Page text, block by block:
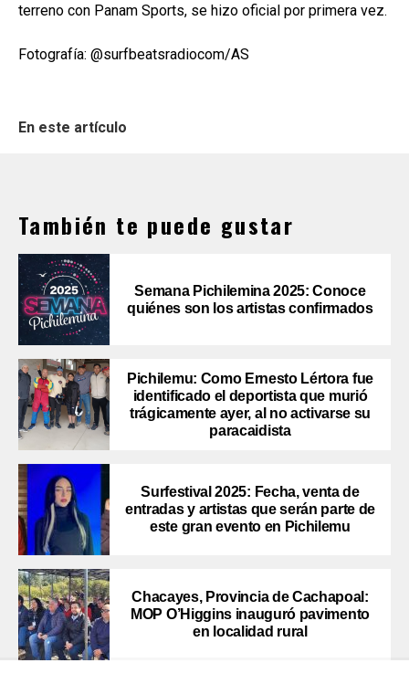
terreno con Panam Sports, se hizo oficial por primera vez.
Fotografía: @surfbeatsradiocom/AS
En este artículo
También te puede gustar
Semana Pichilemina 2025: Conoce
quiénes son los artistas confirmados
Pichilemu: Como Ernesto Lértora fue
identificado el deportista que murió
trágicamente ayer, al no activarse su
paracaidista
Surfestival 2025: Fecha, venta de
entradas y artistas que serán parte de
este gran evento en Pichilemu
Chacayes, Provincia de Cachapoal:
MOP O’Higgins inauguró pavimento
en localidad rural